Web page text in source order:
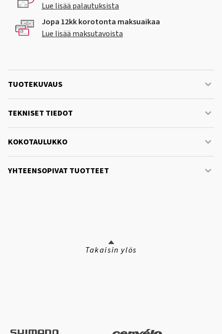
Lue lisää palautuksista
Jopa 12kk korotonta maksuaikaa
Lue lisää maksutavoista
TUOTEKUVAUS
TEKNISET TIEDOT
KOKOTAULUKKO
YHTEENSOPIVAT TUOTTEET
Takaisin ylös